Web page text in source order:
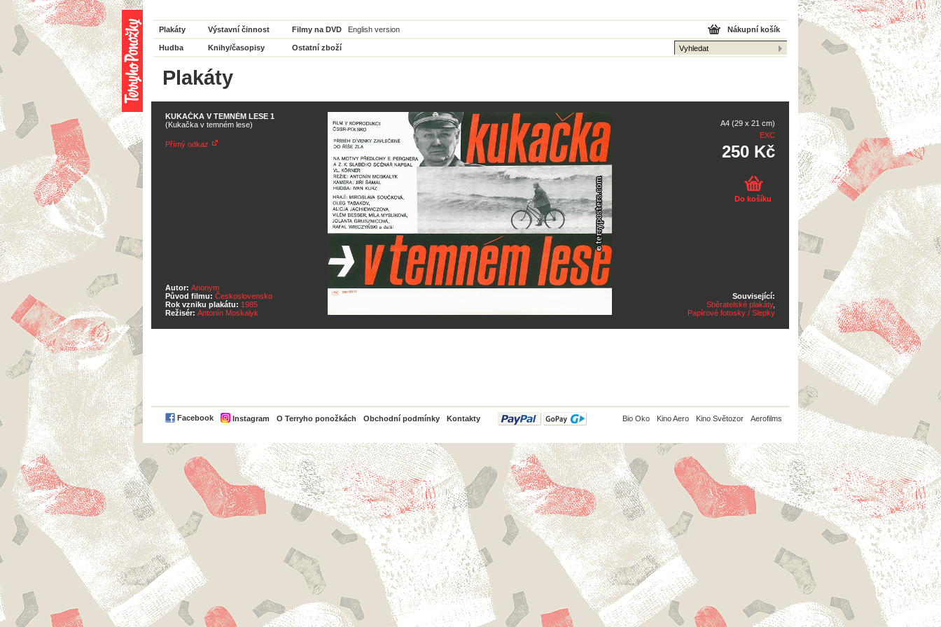
Plakáty Výstavní činnost Filmy na DVD English version
Hudba Knihy/časopisy Ostatní zboží
Nákupní košík
Plakáty
KUKAČKA V TEMNÉM LESE 1
(Kukačka v temném lese)
Přímý odkaz
Autor: Anonym
Původ filmu: Československo
Rok vzniku plakátu: 1985
Režisér: Antonín Moskalyk
A4 (29 x 21 cm)
EXC
250 Kč
Do košíku
Související:
Sběratelské plakáty,
Papírové fotosky / Slepky
Facebook Instagram O Terryho ponožkách Obchodní podmínky Kontakty
PayPal Bio Oko Kino Aero Kino Světozor Aerofilms